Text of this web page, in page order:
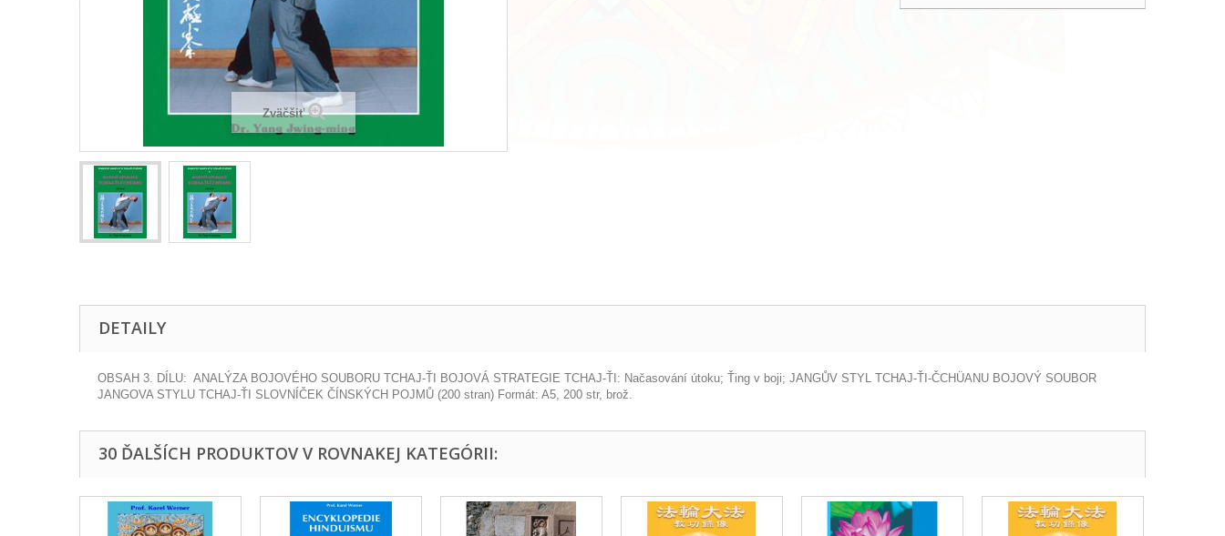
Zväčšiť
DETAILY
OBSAH 3. DÍLU: ANALÝZA BOJOVÉHO SOUBORU TCHAJ-ŤI BOJOVÁ STRATEGIE TCHAJ-ŤI: Načasování útoku; Ťing v boji; JANGŮV STYL TCHAJ-ŤI-ČCHÜANU BOJOVÝ SOUBOR
JANGOVA STYLU TCHAJ-ŤI SLOVNÍČEK ČÍNSKÝCH POJMŮ (200 stran) Formát: A5, 200 str, brož.
30 ĎALŠÍCH PRODUKTOV V ROVNAKEJ KATEGÓRII: